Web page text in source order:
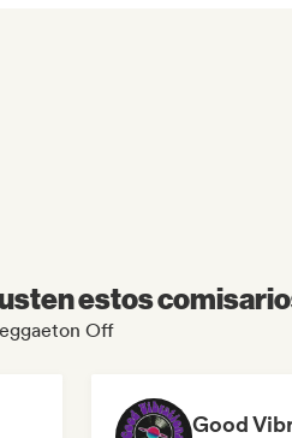
estos
Off
Good